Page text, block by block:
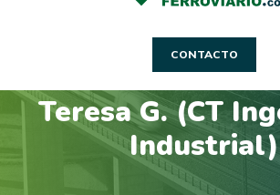
CONTACTO
Teresa G. (CT
Industrial)